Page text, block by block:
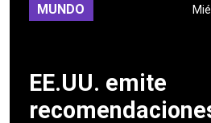
MUNDO
EE.UU. emite